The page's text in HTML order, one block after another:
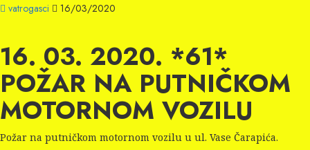
vatrogasci 16/03/2020
16. 03. 2020. *61*
POŽAR NA PUTNIČKOM
MOTORNOM VOZILU
Požar na putničkom motornom vozilu u ul. Vase Čarapića.